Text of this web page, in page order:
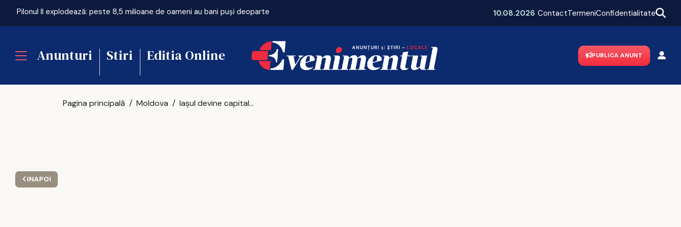
Pilonul II explodează: peste 8,5 milioane de oameni au bani puși deoparte Accident violent la Horpaz! Trei copii, transportați de urgență la spital
10.08.2026 ContactTermeniConfidentialitate
Anunturi Stiri Editia Online PUBLICA ANUNT
INAPOI
Pagina principală Moldova Iașul devine capitala mondială a poeziei!